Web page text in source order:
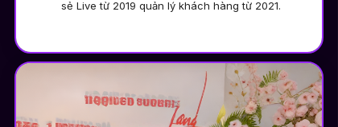
sẻ Live từ 2019 quản lý khách hàng từ 2021.